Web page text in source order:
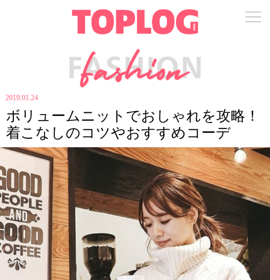
2019.01.24
ボリュームニットでおしゃれを攻略！
着こなしのコツやおすすめコーデ